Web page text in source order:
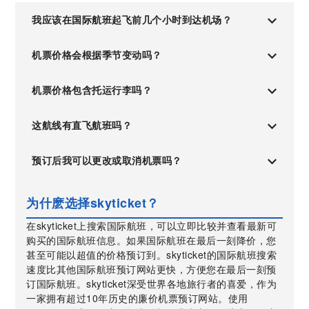
我应该在国际航班起飞前几个小时到达机场？
机票价格会根据季节变动吗？
机票价格包含托运行李吗？
这航线有直飞航班吗？
预订后我可以更改或取消机票吗？
为什麽选择skyticket？
在skyticket上搜索国际航班，可以立即比较并查看最新可
购买的国际航班信息。如果国际航班在最后一刻降价，您
甚至可能以超值的价格预订到。skyticket的国际航班搜索
速度比其他国际航班预订网站更快，方便您在最后一刻预
订国际航班。skyticket深受世界各地旅行者的喜爱，作为
一家拥有超过10年历史的廉价机票预订网站。使用